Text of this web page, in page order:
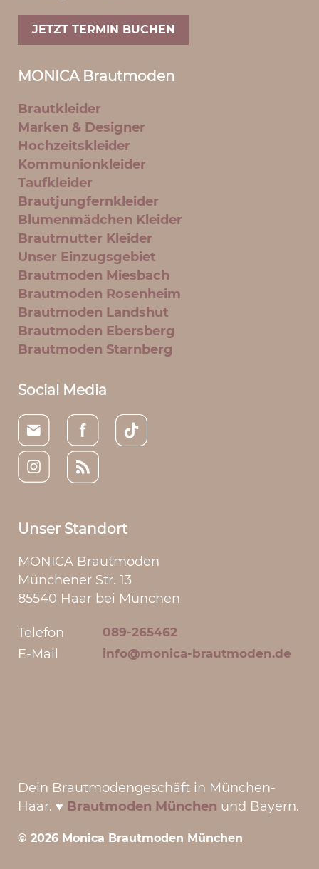
JETZT TERMIN BUCHEN
MONICA Brautmoden
Brautkleider
Marken & Designer
Hochzeitskleider
Kommunionkleider
Taufkleider
Brautjungfernkleider
Blumenmädchen Kleider
Brautmutter Kleider
Unser Einzugsgebiet
Brautmoden Miesbach
Brautmoden Rosenheim
Brautmoden Landshut
Brautmoden Ebersberg
Brautmoden Starnberg
Social Media
Unser Standort
MONICA Brautmoden
Münchener Str. 13
85540 Haar bei München
Telefon 089-265462
E-Mail info@monica-brautmoden.de
Dein Brautmodengeschäft in München-
Haar. ♥ Brautmoden München und Bayern.
© 2026 Monica Brautmoden München